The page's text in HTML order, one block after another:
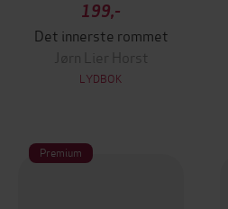
199,-
Det innerste rommet
Jørn Lier Horst
LYDBOK
Premium